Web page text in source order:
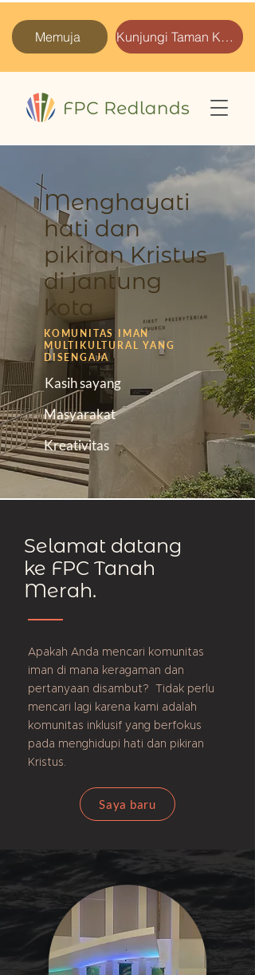
Memuja Kunjungi Taman Kami
Menghayati
hati dan
pikiran Kristus
di jantung
kota
KOMUNITAS IMAN
MULTIKULTURAL YANG
DISENGAJA
Kasih sayang
Masyarakat
Kreativitas
Selamat datang
ke FPC Tanah
Merah.
Apakah Anda mencari komunitas
iman di mana keragaman dan
pertanyaan disambut? Tidak perlu
mencari lagi karena kami adalah
komunitas inklusif yang berfokus
pada menghidupi hati dan pikiran
Kristus.
Saya baru